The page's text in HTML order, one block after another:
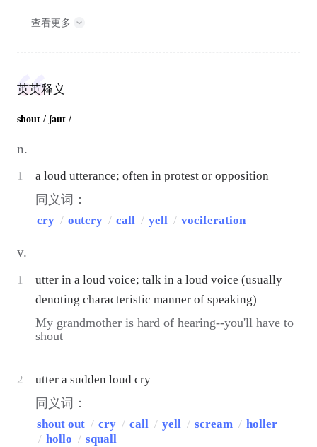
查看更多
英英释义
shout / ʃaut /
n.
1 a loud utterance; often in protest or opposition
同义词：
cry / outcry / call / yell / vociferation
v.
1
utter in a loud voice; talk in a loud voice (usually
denoting characteristic manner of speaking)
My grandmother is hard of hearing--you'll have to
shout
2 utter a sudden loud cry
同义词：
shout out / cry / call / yell / scream / holler
/ hollo / squall